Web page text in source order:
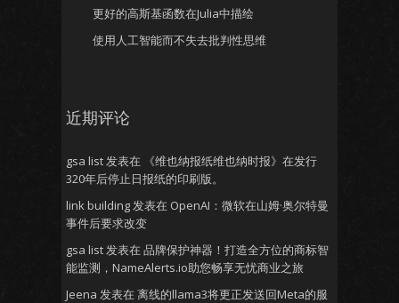
更好的高斯基函数在Julia中描绘
使用人工智能而不失去批判性思维
近期评论
gsa list发表在
《维也纳报纸维也纳时报》在发行
320年后停止日报纸的印刷版。
link building发表在 OpenAI：微软在山姆·奥尔特曼
事件后要求改变
gsa list发表在 品牌保护神器！打造全方位的商标智
能监测，NameAlerts.io助您畅享无忧商业之旅
Jeena 发表在 离线的llama3将更正发送回Meta的服